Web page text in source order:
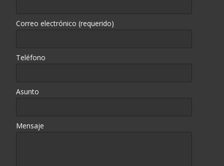
Correo electrónico (requerido)
Teléfono
Asunto
Mensaje